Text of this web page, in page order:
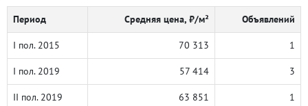
Период Средняя цена, ₽/м² Объявлений
I пол. 2015 70 313 1
I пол. 2019 57 414 3
II пол. 2019 63 851 1